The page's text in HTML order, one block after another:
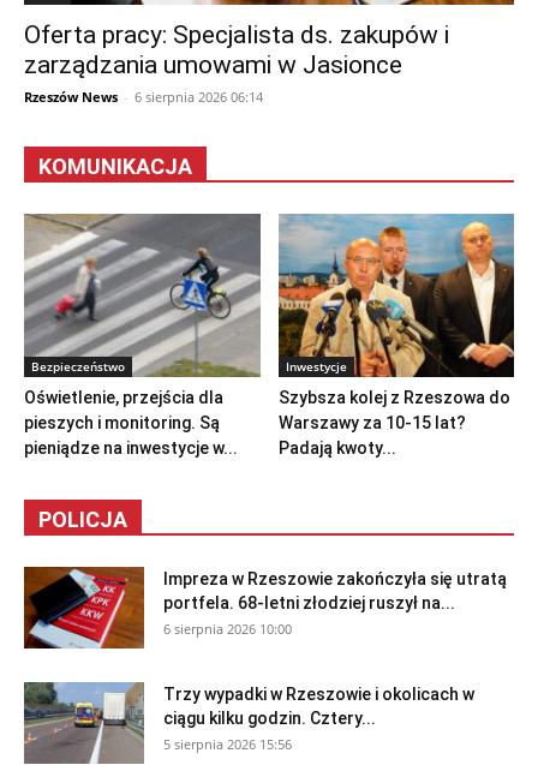
Oferta pracy: Specjalista ds. zakupów i
zarządzania umowami w Jasionce
Rzeszów News - 6 sierpnia 2026 06:14
KOMUNIKACJA
Bezpieczeństwo
Oświetlenie, przejścia dla
pieszych i monitoring. Są
pieniądze na inwestycje w...
Inwestycje
Szybsza kolej z Rzeszowa do
Warszawy za 10-15 lat?
Padają kwoty...
POLICJA
Impreza w Rzeszowie zakończyła się utratą
portfela. 68-letni złodziej ruszył na...
6 sierpnia 2026 10:00
Trzy wypadki w Rzeszowie i okolicach w
ciągu kilku godzin. Cztery...
5 sierpnia 2026 15:56